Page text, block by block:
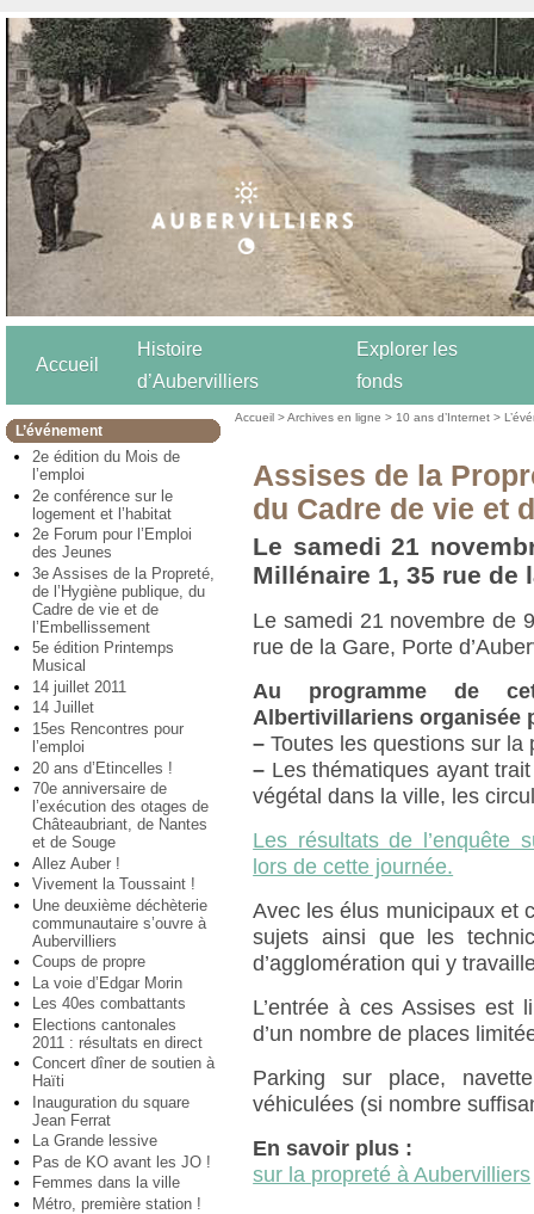
Accueil
Histoire
d’Aubervilliers
Explorer les
fonds
L’événement
2e édition du Mois de
l’emploi
2e conférence sur le
logement et l’habitat
2e Forum pour l’Emploi
des Jeunes
3e Assises de la Propreté,
de l’Hygiène publique, du
Cadre de vie et de
l’Embellissement
5e édition Printemps
Musical
14 juillet 2011
14 Juillet
15es Rencontres pour
l’emploi
20 ans d’Etincelles !
70e anniversaire de
l’exécution des otages de
Châteaubriant, de Nantes
et de Souge
Allez Auber !
Vivement la Toussaint !
Une deuxième déchèterie
communautaire s’ouvre à
Aubervilliers
Coups de propre
La voie d’Edgar Morin
Les 40es combattants
Elections cantonales
2011 : résultats en direct
Concert dîner de soutien à
Haïti
Inauguration du square
Jean Ferrat
La Grande lessive
Pas de KO avant les JO !
Femmes dans la ville
Métro, première station !
Accueil >Archives en ligne > 10 ans d’Internet >
Assises de la
du Cadre de vie et
Le samedi 21
Millénaire 1, 35 rue de
Le samedi 21 novembre de
rue de la Gare, Porte
Au programme de
Albertivillariens organisée
– Toutes les questions sur la
– Les thématiques ayant
végétal dans la ville, les
Les résultats de l’enquête
lors de cette journée.
Avec les élus municipaux et
sujets ainsi que les
d’agglomération qui y
L’entrée à ces Assises est
d’un nombre de places
Parking sur place,
véhiculées (si nombre
En savoir plus :
sur la propreté à Aubervilliers